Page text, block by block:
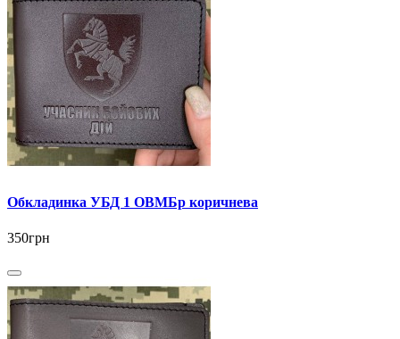
Обкладинка УБД 1 ОВМБр коричнева
350грн